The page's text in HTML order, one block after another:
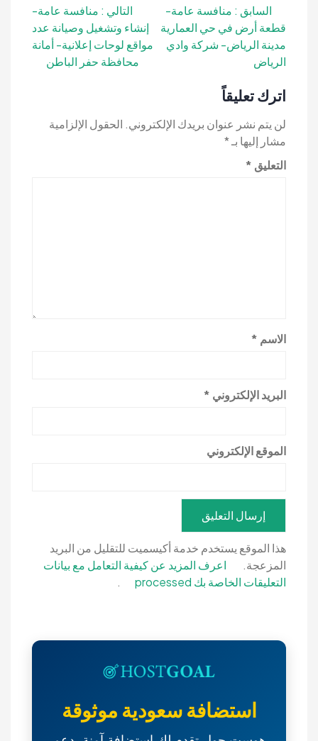
تصفّح
المقالات
السابق : منافسة عامة-
قطعة أرض في حي العمارية
مدينة الرياض- شركة وادي
الرياض
التالي : منافسة عامة-
إنشاء وتشغيل وصيانة عدد
مواقع لوحات إعلانية- أمانة
محافظة حفر الباطن
اترك تعليقاً
لن يتم نشر عنوان بريدك الإلكتروني. الحقول الإلزامية
مشار إليها بـ*
التعليق *
الاسم *
البريد الإلكتروني *
الموقع الإلكتروني
هذا الموقع يستخدم خدمة أكيسميت للتقليل من البريد
المزعجة.
اعرف المزيد عن كيفية التعامل مع بيانات
التعليقات الخاصة بك processed
.
استضافة سعودية موثوقة